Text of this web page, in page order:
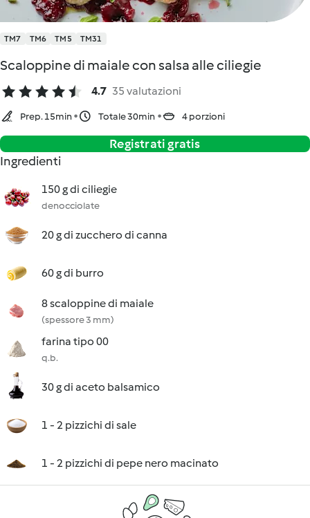
TM7 TM6 TM5 TM31
Scaloppine di maiale con salsa alle ciliegie
4.7 35 valutazioni
Prep. 15min Totale 30min 4 porzioni
Registrati gratis
Ingredienti
150 g di ciliegie
denocciolate
20 g di zucchero di canna
60 g di burro
8 scaloppine di maiale
(spessore 3 mm)
farina tipo 00
q.b.
30 g di aceto balsamico
1 - 2 pizzichi di sale
1 - 2 pizzichi di pepe nero macinato